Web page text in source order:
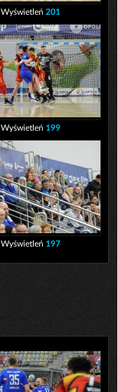
Wyświetleń 201
Wyświetleń 199
Wyświetleń 197